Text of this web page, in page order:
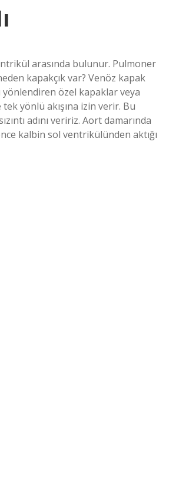
arasında bulunur. Pulmoner
kapakçık var? Venöz kapak
yönlendiren özel kapaklar veya
yönlü akışına izin verir. Bu
adını veririz. Aort damarında
kalbin sol ventrikülünden aktığı